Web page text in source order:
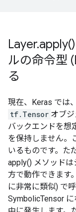
Layer.apply(
ルの命令型
る
現在、Keras では、
tf.Tensor オブ
バックエンドを想
を保持しません。
いるものです。た
apply() メソッド
方で動作できます。
に非常に類似) で
SymbolicTensor